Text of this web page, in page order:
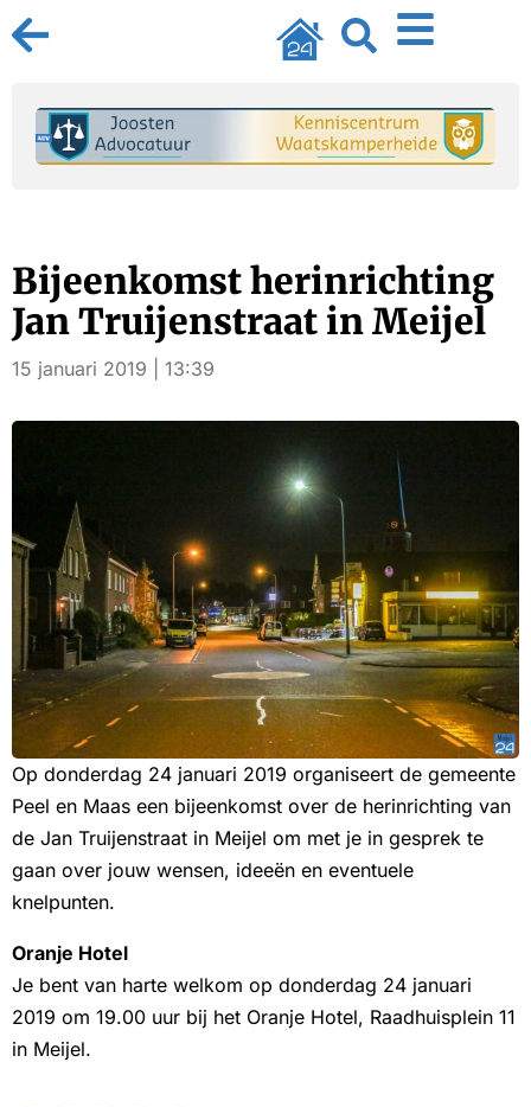
Bijeenkomst herinrichting
Jan Truijenstraat in Meijel
15 januari 2019 | 13:39
Op donderdag 24 januari 2019 organiseert de gemeente
Peel en Maas een bijeenkomst over de herinrichting van
de Jan Truijenstraat in Meijel om met je in gesprek te
gaan over jouw wensen, ideeën en eventuele
knelpunten.
Oranje Hotel
Je bent van harte welkom op donderdag 24 januari
2019 om 19.00 uur bij het Oranje Hotel, Raadhuisplein 11
in Meijel.